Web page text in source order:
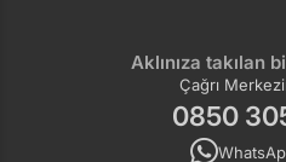
Aklınıza takılan
Çağrı
0850